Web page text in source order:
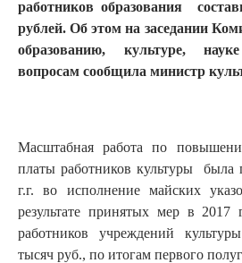
работников образования
рублей. Об этом на заседании
образованию, культуре,
вопросам сообщила министр
Масштабная работа по
платы работников культуры была
г.г. во исполнение майских
результате принятых мер в 2017
работников учреждений
тысяч руб., по итогам первого